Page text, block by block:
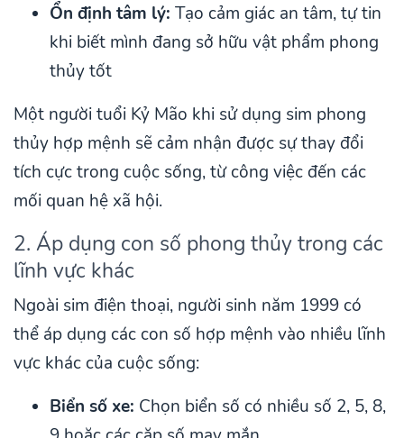
Ổn định tâm lý: Tạo cảm giác an tâm, tự tin
khi biết mình đang sở hữu vật phẩm phong
thủy tốt
Một người tuổi Kỷ Mão khi sử dụng sim phong
thủy hợp mệnh sẽ cảm nhận được sự thay đổi
tích cực trong cuộc sống, từ công việc đến các
mối quan hệ xã hội.
2. Áp dụng con số phong thủy trong các
lĩnh vực khác
Ngoài sim điện thoại, người sinh năm 1999 có
thể áp dụng các con số hợp mệnh vào nhiều lĩnh
vực khác của cuộc sống:
Biển số xe: Chọn biển số có nhiều số 2, 5, 8,